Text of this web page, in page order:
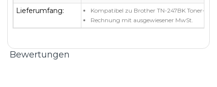
Lieferumfang:
Kompatibel zu Brother TN-247BK Toner-Kit
Rechnung mit ausgewiesener MwSt.
Bewertungen